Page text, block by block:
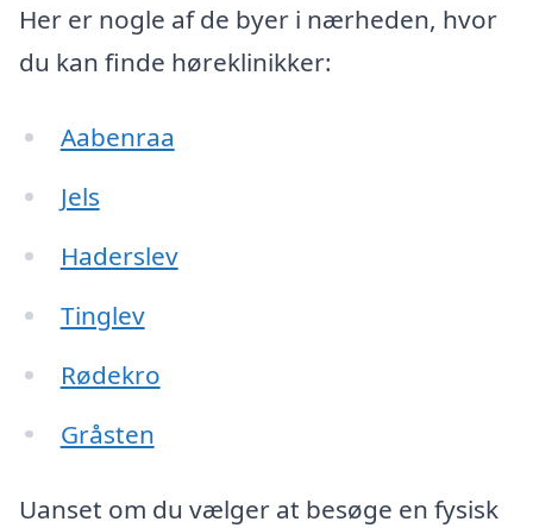
Her er nogle af de byer i nærheden, hvor
du kan finde høreklinikker:
Aabenraa
Jels
Haderslev
Tinglev
Rødekro
Gråsten
Uanset om du vælger at besøge en fysisk